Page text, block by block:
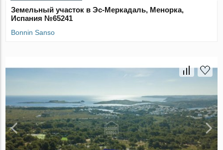
Земельный участок в Эс-Меркадаль, Менорка,
Испания №65241
Bonnin Sanso